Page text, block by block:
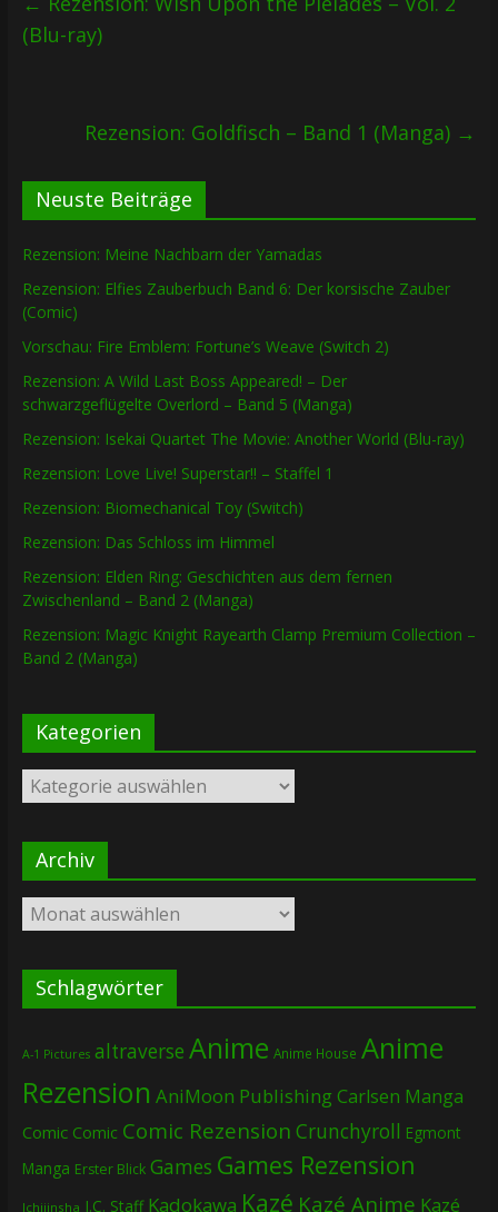
(Blu-ray)
Rezension: Goldfisch – Band 1 (Manga) →
Neuste Beiträge
Rezension: Meine Nachbarn der Yamadas
Rezension: Elfies Zauberbuch Band 6: Der korsische Zauber
(Comic)
Vorschau: Fire Emblem: Fortune’s Weave (Switch 2)
Rezension: A Wild Last Boss Appeared! – Der
schwarzgeflügelte Overlord – Band 5 (Manga)
Rezension: Isekai Quartet The Movie: Another World (Blu-ray)
Rezension: Love Live! Superstar!! – Staffel 1
Rezension: Biomechanical Toy (Switch)
Rezension: Das Schloss im Himmel
Rezension: Elden Ring: Geschichten aus dem fernen
Zwischenland – Band 2 (Manga)
Rezension: Magic Knight Rayearth Clamp Premium Collection –
Band 2 (Manga)
Kategorien
Kategorien
Archiv
Archiv
Schlagwörter
A-1 Pictures altraverse Anime Anime House Anime
Rezension AniMoon PublishingCarlsen Manga
Comic Comic Comic Rezension Crunchyroll Egmont
Manga Erster Blick Games Games Rezension
Ichijinsha J.C. Staff Kadokawa Kazé Kazé Anime Kazé